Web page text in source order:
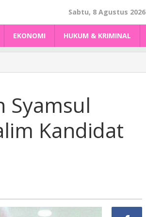
Sabtu, 8 Agustus 2026
EKONOMI HUKUM & KRIMINAL
Syamsul
Kandidat